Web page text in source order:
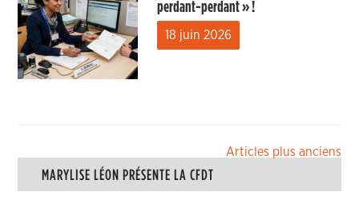
perdant-perdant » !
18 juin 2026
Navigation
des
Articles plus anciens
MARYLISE LÉON PRÉSENTE LA CFDT